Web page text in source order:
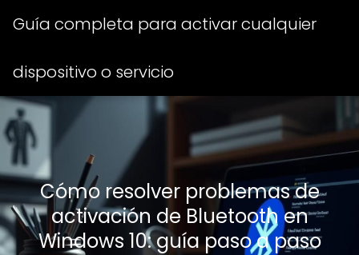
Guía completa para activar cualquier
dispositivo o servicio
Cómo resolver problemas de
activación de Bluetooth en
Windows 10: guía paso a paso